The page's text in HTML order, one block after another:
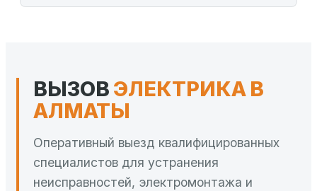
ВЫЗОВ ЭЛЕКТРИКА В
АЛМАТЫ
Оперативный выезд квалифицированных
специалистов для устранения
неисправностей, электромонтажа и